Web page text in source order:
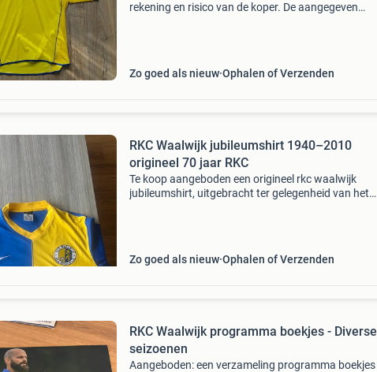
rekening en risico van de koper. De aangegeven
Zo goed als nieuw Ophalen of Verzenden
RKC Waalwijk jubileumshirt 1940–2010
origineel 70 jaar RKC
Te koop aangeboden een origineel rkc waalwijk
jubileumshirt, uitgebracht ter gelegenheid van het
Zo goed als nieuw Ophalen of Verzenden
RKC Waalwijk programma boekjes - Diverse
seizoenen
Aangeboden: een verzameling programma boekjes